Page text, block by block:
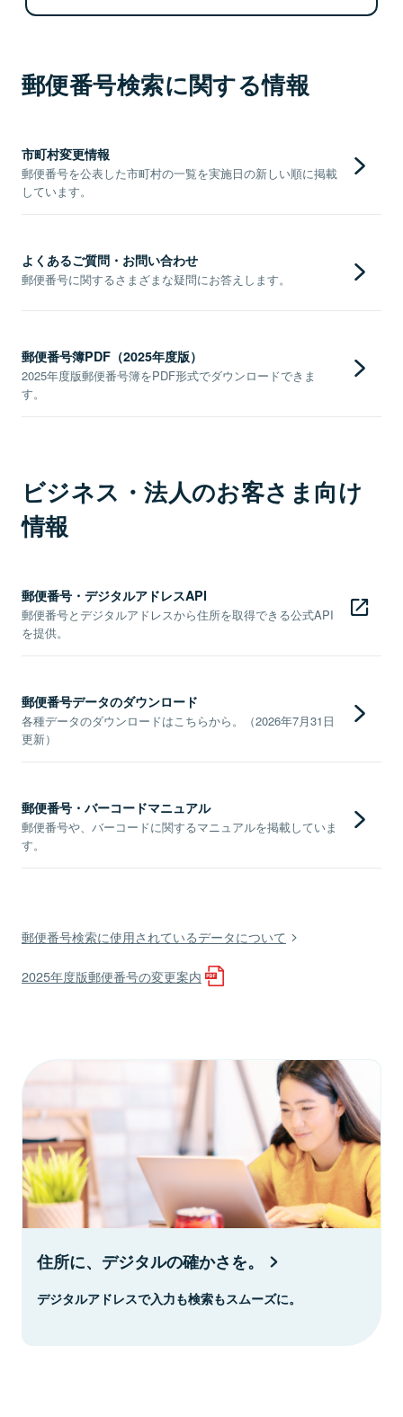
郵便番号検索に関する情報
市町村変更情報
郵便番号を公表した市町村の一覧を実施日の新しい順に掲載
しています。
よくあるご質問・お問い合わせ
郵便番号に関するさまざまな疑問にお答えします。
郵便番号簿PDF（2025年度版）
2025年度版郵便番号簿をPDF形式でダウンロードできま
す。
ビジネス・法人のお客さま向け
情報
郵便番号・デジタルアドレスAPI
郵便番号とデジタルアドレスから住所を取得できる公式API
を提供。
郵便番号データのダウンロード
各種データのダウンロードはこちらから。（2026年7月31日
更新）
郵便番号・バーコードマニュアル
郵便番号や、バーコードに関するマニュアルを掲載していま
す。
郵便番号検索に使用されているデータについて
2025年度版郵便番号の変更案内
住所に、デジタルの確かさを。
デジタルアドレスで入力も検索もスムーズに。